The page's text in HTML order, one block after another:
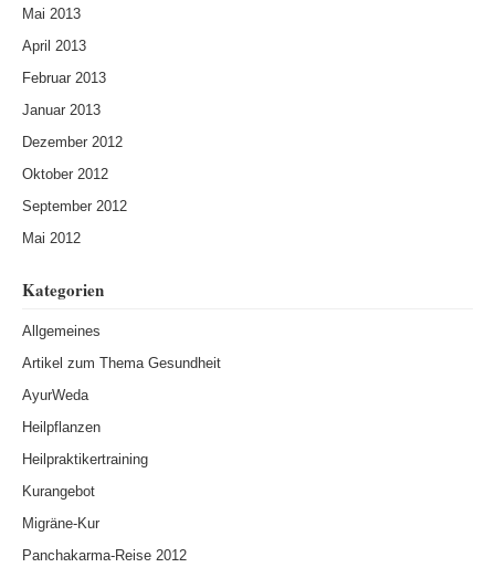
Mai 2013
April 2013
Februar 2013
Januar 2013
Dezember 2012
Oktober 2012
September 2012
Mai 2012
Kategorien
Allgemeines
Artikel zum Thema Gesundheit
AyurWeda
Heilpflanzen
Heilpraktikertraining
Kurangebot
Migräne-Kur
Panchakarma-Reise 2012